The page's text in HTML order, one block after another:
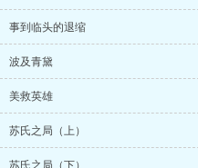
事到临头的退缩
波及青黛
美救英雄
苏氏之局（上）
苏氏之局（下）